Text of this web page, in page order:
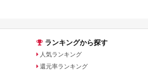
ランキングから探す
人気ランキング
還元率ランキング